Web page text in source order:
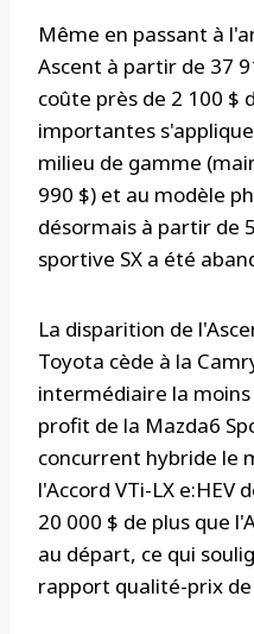
Même en passant à
Ascent à partir de 37
coûte près de 2 100 $
importantes
milieu de gamme
990 $) et au modèle
désormais à partir de
sportive SX a été
La disparition de
Toyota cède à la
intermédiaire la
profit de la Mazda6
concurrent hybride le
l'Accord VTi-LX e:HEV
20 000 $ de plus que
au départ, ce qui
rapport qualité-prix